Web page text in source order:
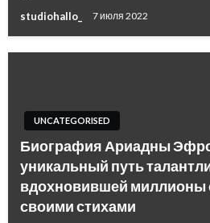
studiohallo_ 7 июля 2022
UNCATEGORISED
Биография Ариадны
уникальный путь
вдохновившей миллионы
своими стихами